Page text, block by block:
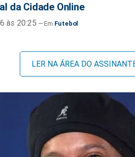
da Cidade Online
às 20:25 Futebol
LER NA ÁREA DO